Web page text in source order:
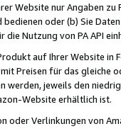
Website nur Angaben
oder (b) Sie
Nutzung von PA API
auf Ihrer Website
Preisen für das
jeweils den
Website erhältlich ist.
oder Verlinkungen von